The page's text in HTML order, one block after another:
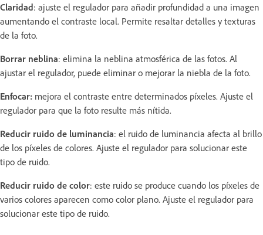
Claridad: ajuste el regulador para añadir profundidad a una imagen
aumentando el contraste local. Permite resaltar detalles y texturas
de la foto.
Borrar neblina: elimina la neblina atmosférica de las fotos. Al
ajustar el regulador, puede eliminar o mejorar la niebla de la foto.
Enfocar: mejora el contraste entre determinados píxeles. Ajuste el
regulador para que la foto resulte más nítida.
Reducir ruido de luminancia: el ruido de luminancia afecta al brillo
de los píxeles de colores. Ajuste el regulador para solucionar este
tipo de ruido.
Reducir ruido de color: este ruido se produce cuando los píxeles de
varios colores aparecen como color plano. Ajuste el regulador para
solucionar este tipo de ruido.